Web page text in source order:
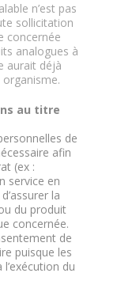
n’est pas
sollicitation
concernée
analogues à
aurait déjà
au titre
de
afin
(ex :
service en
la
du produit
concernée.
de
puisque les
du